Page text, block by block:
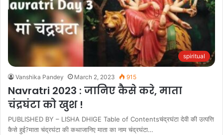
spiritual
Vanshika Pandey March 2, 2023 915
Navratri 2023 : जानिए कैसे करे, माता
चंद्रघंटा को खुश !
PUBLISHED BY – LISHA DHIGE Table of Contentsचंद्रघंटा देवी की उत्पत्ति
कैसे हुई?माता चंद्रघंटा की कथाजानिए माता का नाम चंद्रघंटा…